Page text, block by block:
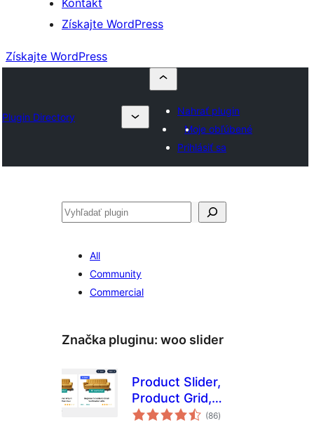
Kontakt
Získajte WordPress
Získajte WordPress
Plugin Directory
Nahrať plugin
Moje obľúbené
Prihlásiť sa
Hľadať
All
Community
Commercial
Značka pluginu: woo slider
Product Slider,
Product Grid,
Product Masonry
(86celkové
hodnotenie
)